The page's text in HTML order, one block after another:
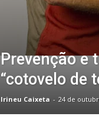
Prevenção e
“cotovelo de
Irineu Caixeta - 24 de